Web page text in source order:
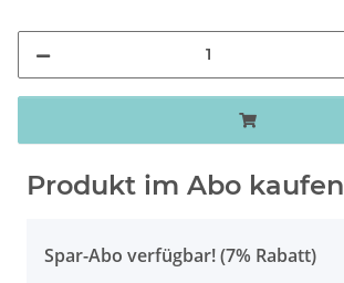
Produkt im Abo kaufen
Spar-Abo verfügbar! (7% Rabatt)